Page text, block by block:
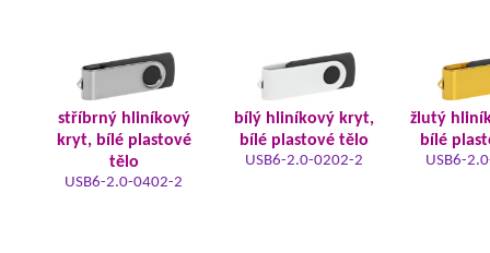
stříbrný hliníkový
kryt, bílé plastové
tělo
USB6-2.0-0402-2
bílý hliníkový kryt,
bílé plastové tělo
USB6-2.0-0202-2
žlutý
bílé
USB6-